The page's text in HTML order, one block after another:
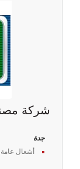
شركة
جدة
أشغال